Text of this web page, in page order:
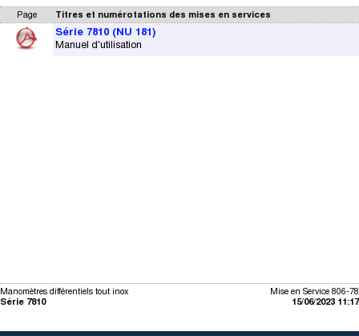
Page Titres et numérotations des mises en services
Série 7810 (NU 181)
Manuel d'utilisation
Mise en Service 806-78
15/06/2023 11:17
Manomètres différentiels tout inox
Série 7810